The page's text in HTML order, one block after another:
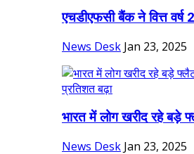
एचडीएफसी बैंक ने वित्त वर्ष
News Desk Jan 23, 2025
भारत में लोग खरीद रहे
News Desk Jan 23, 2025